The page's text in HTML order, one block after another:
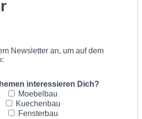
Newsletter an, um auf dem
interessieren Dich?
Moebelbau
Kuechenbau
Fensterbau